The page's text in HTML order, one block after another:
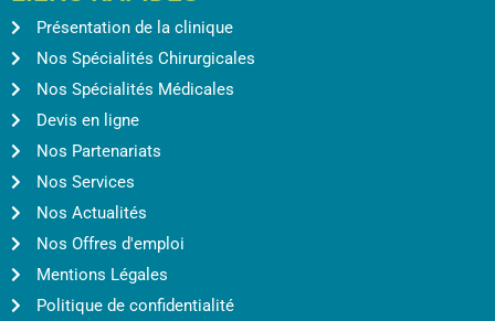
Présentation de la clinique
Nos Spécialités Chirurgicales
Nos Spécialités Médicales
Devis en ligne
Nos Partenariats
Nos Services
Nos Actualités
Nos Offres d'emploi
Mentions Légales
Politique de confidentialité